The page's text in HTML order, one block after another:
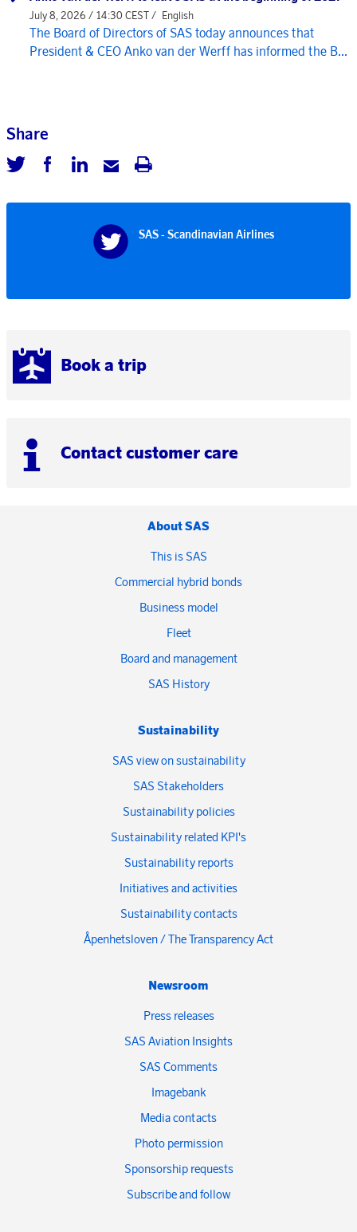
Book a trip
Contact customer care
July 8, 2026 / 14:30 CEST / English
The Board of Directors of SAS today announces that
President & CEO Anko van der Werff has informed the B...
Share
SAS - Scandinavian Airlines
About SAS
This is SAS
Commercial hybrid bonds
Business model
Fleet
Board and management
SAS History
Sustainability
SAS view on sustainability
SAS Stakeholders
Sustainability policies
Sustainability related KPI's
Sustainability reports
Initiatives and activities
Sustainability contacts
Åpenhetsloven / The Transparency Act
Newsroom
Press releases
SAS Aviation Insights
SAS Comments
Imagebank
Media contacts
Photo permission
Sponsorship requests
Subscribe and follow